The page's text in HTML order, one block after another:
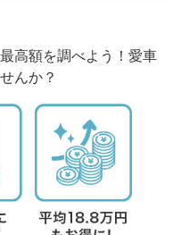
高額を調べよう！愛車
んか？